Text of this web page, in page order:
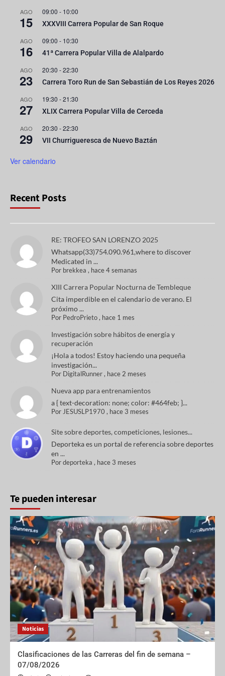
AGO
15
09:00 - 10:00
XXXVIII Carrera Popular de San Roque
AGO
16
09:00 - 10:30
41ª Carrera Popular Villa de Alalpardo
AGO
23
20:30 -22:30
Carrera Toro Run de San Sebastián de Los Reyes 2026
AGO
27
19:30 -21:30
XLIX Carrera Popular Villa de Cerceda
AGO
29
20:30 -22:30
VII Churrigueresca de Nuevo Baztán
Ver calendario
Recent Posts
RE: TROFEO SAN LORENZO 2025
Whatsapp(33)754.090.961,where to discover
Medicated in ...
Por brekkea , hace 4 semanas
XIII Carrera Popular Nocturna de Tembleque
Cita imperdible en el calendario de verano. El
próximo ...
Por PedroPrieto, hace 1 mes
Investigación sobre hábitos de energía y
recuperación
¡Hola a todos! Estoy haciendo una pequeña
investigación...
Por DigitalRunner, hace 2 meses
Nueva app para entrenamientos
a { text-decoration: none; color: #464feb; }...
PorJESUSLP1970 , hace 3 meses
Site sobre deportes, competiciones, lesiones...
Deporteka es un portal de referencia sobre deportes
en ...
Pordeporteka , hace 3 meses
Te pueden interesar
Noticias
Clasificaciones de las Carreras del fin de semana –
07/08/2026